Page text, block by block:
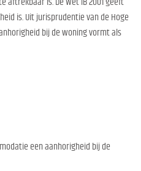
is. Uit jurisprudentie van de Hoge
bij de woning vormt als
een aanhorigheid bij de